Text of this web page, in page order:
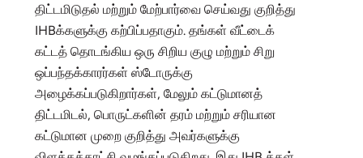
திட்டமிடுதல் மற்றும் மேற்பார்வை செய்வது குறித்து
IHBக்களுக்கு கற்பிப்பதாகும். தங்கள் வீட்டைக்
கட்டத் தொடங்கிய ஒரு சிறிய குழு மற்றும் சிறு
ஒப்பந்தக்காரர்கள் ஸ்டோருக்கு
அழைக்கப்படுகிறார்கள், மேலும் கட்டுமானத்
திட்டமிடல், பொருட்களின் தரம் மற்றும் சரியான
கட்டுமான முறை குறித்து அவர்களுக்கு